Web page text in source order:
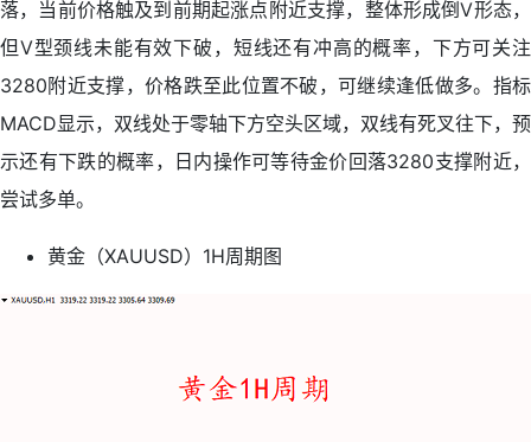
落，当前价格触及到前期起涨点附近支撑，整体形成倒V形态，
但V型颈线未能有效下破，短线还有冲高的概率，下方可关注
3280附近支撑，价格跌至此位置不破，可继续逢低做多。指标
MACD显示，双线处于零轴下方空头区域，双线有死叉往下，预
示还有下跌的概率，日内操作可等待金价回落3280支撑附近，
尝试多单。
黄金（XAUUSD）1H周期图